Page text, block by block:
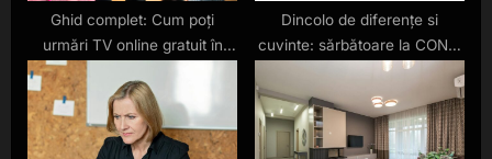
Ghid complet: Cum poți
urmări TV online gratuit în
Dincolo de diferențe si
cuvinte: sărbătoare la CONIL